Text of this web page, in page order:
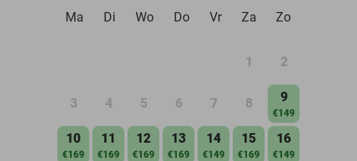
Ma
Di Wo Do Vr Za Zo
1 2
3 4 5 6 7 8 9
€149
10
€169
11
€169
12
€169
13
€169
14
€149
15
€169
16
€149